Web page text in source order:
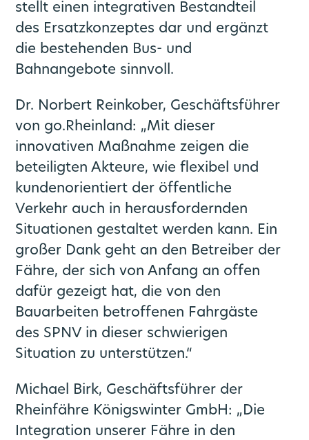
stellt einen integrativen Bestandteil
des Ersatzkonzeptes dar und ergänzt
die bestehenden Bus- und
Bahnangebote sinnvoll.
Dr. Norbert Reinkober, Geschäftsführer
von go.Rheinland: „Mit dieser
innovativen Maßnahme zeigen die
beteiligten Akteure, wie flexibel und
kundenorientiert der öffentliche
Verkehr auch in herausfordernden
Situationen gestaltet werden kann. Ein
großer Dank geht an den Betreiber der
Fähre, der sich von Anfang an offen
dafür gezeigt hat, die von den
Bauarbeiten betroffenen Fahrgäste
des SPNV in dieser schwierigen
Situation zu unterstützen.“
Michael Birk, Geschäftsführer der
Rheinfähre Königswinter GmbH: „Die
Integration unserer Fähre in den